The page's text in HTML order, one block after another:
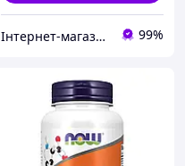
Інтернет-магазин Vitaminka 99%